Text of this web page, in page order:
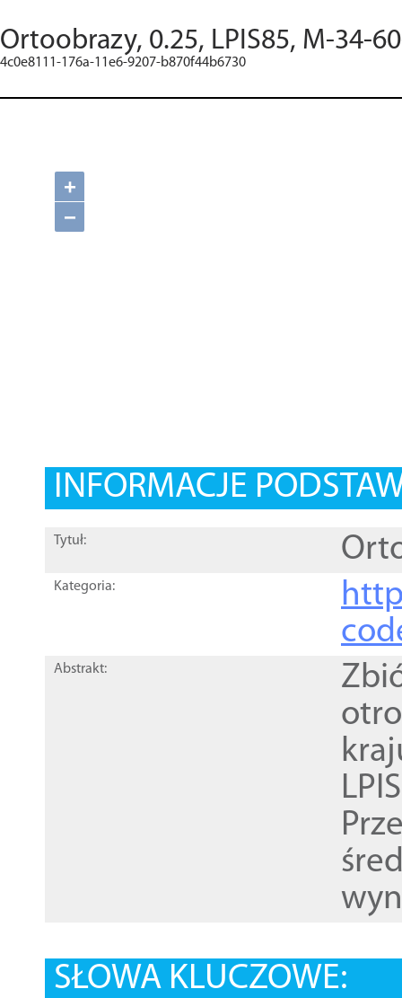
Ortoobrazy, 0.25, LPIS85, M-34-
4c0e8111-176a-11e6-9207-b870f44b6730
+
−
INFORMACJE
Tytuł:
Kategoria:
Abstrakt:
SŁOWA KLUCZOWE: